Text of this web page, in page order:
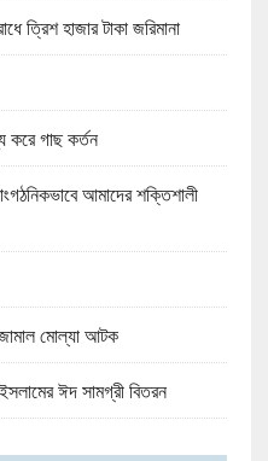
ত্রিশ হাজার টাকা জরিমানা
করে গাছ কর্তন
আমাদের শক্তিশালী
মোল্যা আটক
ঈদ সামগ্রী বিতরন